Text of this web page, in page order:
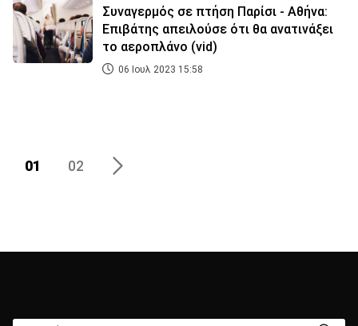
Συναγερμός σε πτήση Παρίσι - Αθήνα:
Επιβάτης απειλούσε ότι θα ανατινάξει
το αεροπλάνο (vid)
06 Ιουλ 2023 15:58
01 02